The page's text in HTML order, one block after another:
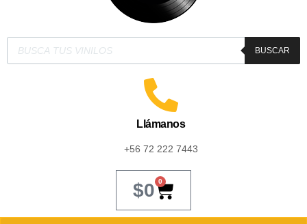
BUSCAR
Llámanos
+56 72 222 7443
$0 0